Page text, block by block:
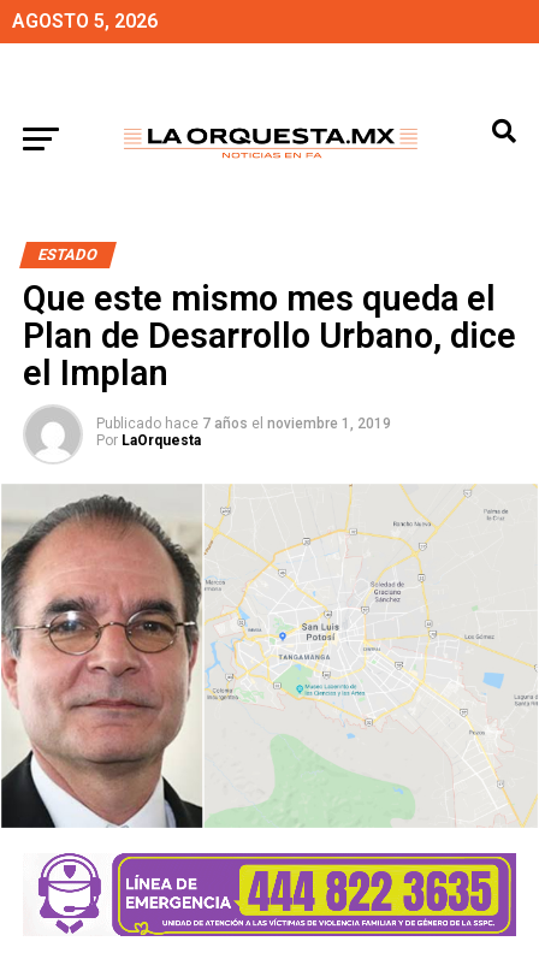
AGOSTO 5, 2026
ESTADO
Que este mismo mes queda el
Plan de Desarrollo Urbano, dice
el Implan
Publicado hace 7 años el noviembre 1, 2019
Por LaOrquesta